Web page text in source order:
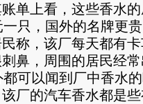
单上看，这些香水
只，国外的名牌更
，该厂每天都有卡
鼻，周围的居民经
可以闻到厂中香水
的汽车香水都是些